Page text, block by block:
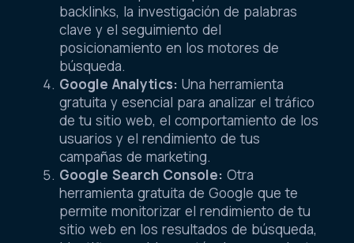
backlinks, la investigación de palabras
clave y el seguimiento del
posicionamiento en los motores de
búsqueda.
Google Analytics: Una herramienta
gratuita y esencial para analizar el tráfico
de tu sitio web, el comportamiento de los
usuarios y el rendimiento de tus
campañas de marketing.
Google Search Console: Otra
herramienta gratuita de Google que te
permite monitorizar el rendimiento de tu
sitio web en los resultados de búsqueda,